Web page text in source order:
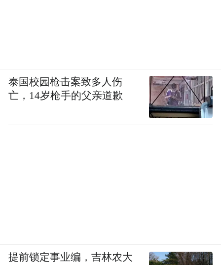
泰国校园枪击案致多人伤
亡，14岁枪手的父亲道歉
提前锁定事业编，吉林农大